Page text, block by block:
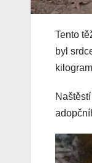
Tento
byl